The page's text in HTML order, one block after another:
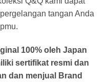
tangan Anda
100% oleh Japan
sertifikat resmi dan
dan menjual Brand